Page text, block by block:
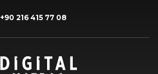
+90 216 415 77 08